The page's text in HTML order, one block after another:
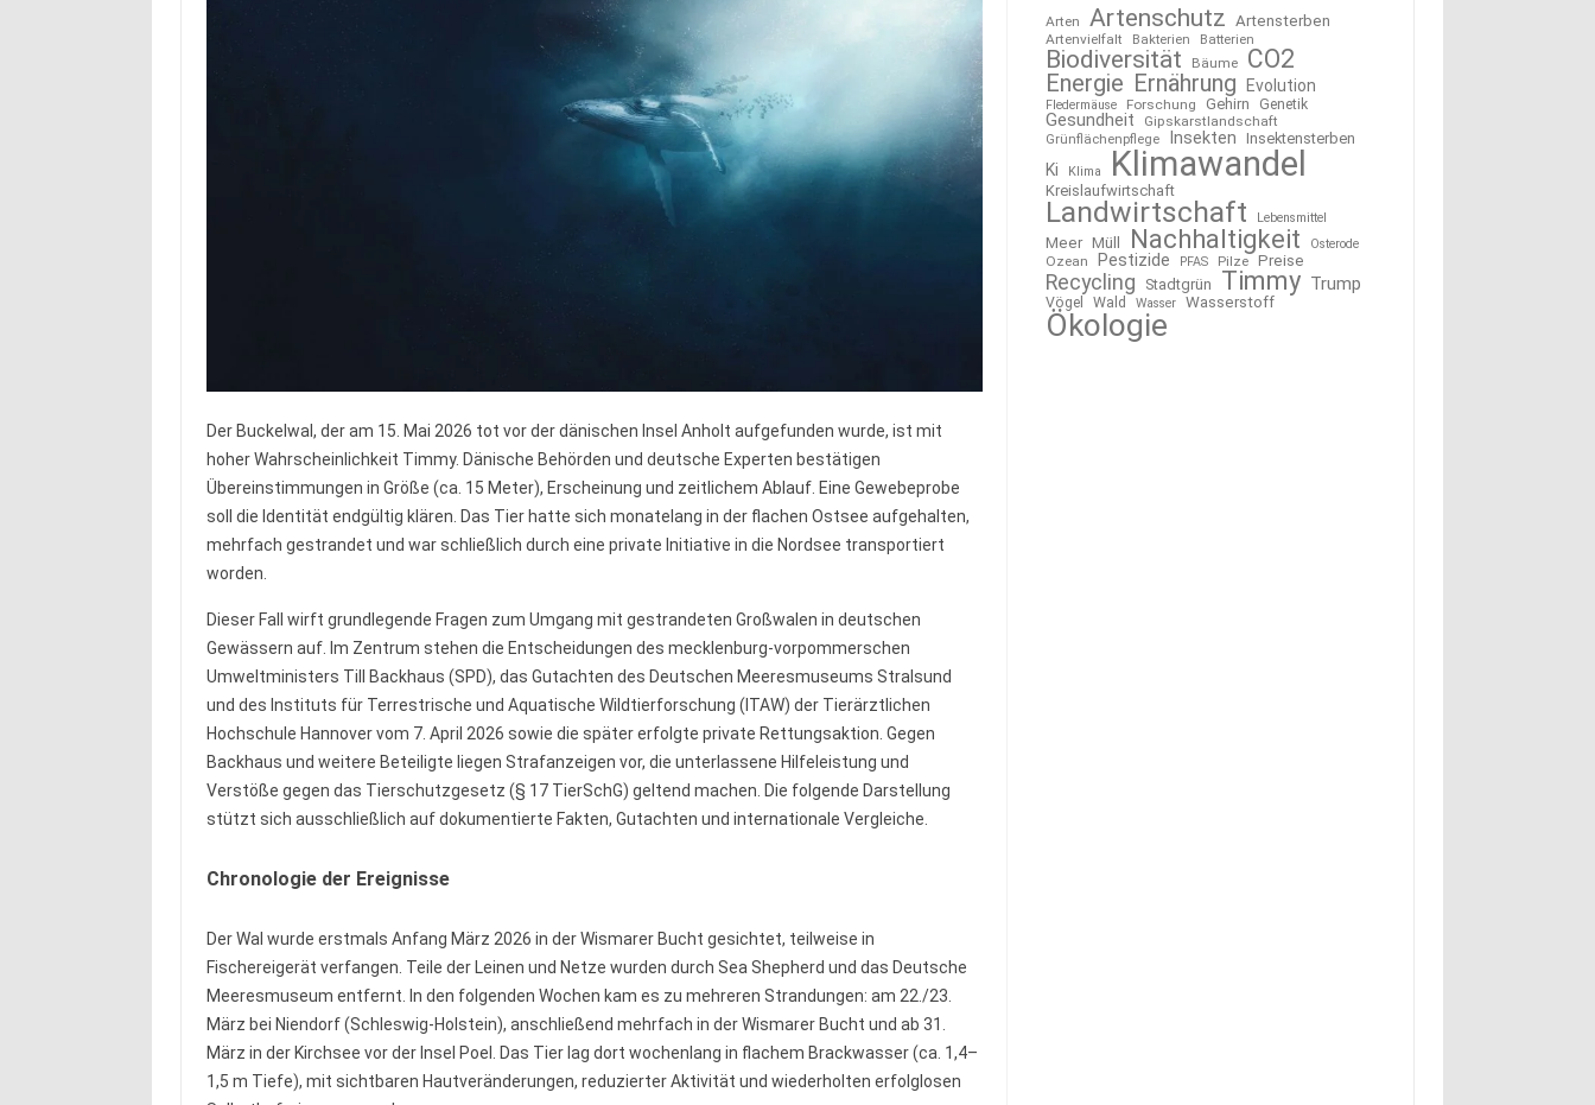
Der Buckelwal, der am 15. Mai 2026 tot vor der dänischen Insel Anholt aufgefunden wurde, ist mit
hoher Wahrscheinlichkeit Timmy. Dänische Behörden und deutsche Experten bestätigen
Übereinstimmungen in Größe (ca. 15 Meter), Erscheinung und zeitlichem Ablauf. Eine Gewebeprobe
soll die Identität endgültig klären. Das Tier hatte sich monatelang in der flachen Ostsee aufgehalten,
mehrfach gestrandet und war schließlich durch eine private Initiative in die Nordsee transportiert
worden.
Dieser Fall wirft grundlegende Fragen zum Umgang mit gestrandeten Großwalen in deutschen
Gewässern auf. Im Zentrum stehen die Entscheidungen des mecklenburg-vorpommerschen
Umweltministers Till Backhaus (SPD), das Gutachten des Deutschen Meeresmuseums Stralsund
und des Instituts für Terrestrische und Aquatische Wildtierforschung (ITAW) der Tierärztlichen
Hochschule Hannover vom 7. April 2026 sowie die später erfolgte private Rettungsaktion. Gegen
Backhaus und weitere Beteiligte liegen Strafanzeigen vor, die unterlassene Hilfeleistung und
Verstöße gegen das Tierschutzgesetz (§ 17 TierSchG) geltend machen. Die folgende Darstellung
stützt sich ausschließlich auf dokumentierte Fakten, Gutachten und internationale Vergleiche.
Chronologie der Ereignisse
Der Wal wurde erstmals Anfang März 2026 in der Wismarer Bucht gesichtet, teilweise in
Fischereigerät verfangen. Teile der Leinen und Netze wurden durch Sea Shepherd und das Deutsche
Meeresmuseum entfernt. In den folgenden Wochen kam es zu mehreren Strandungen: am 22./23.
März bei Niendorf (Schleswig-Holstein), anschließend mehrfach in der Wismarer Bucht und ab 31.
März in der Kirchsee vor der Insel Poel. Das Tier lag dort wochenlang in flachem Brackwasser (ca. 1,4–
1,5 m Tiefe), mit sichtbaren Hautveränderungen, reduzierter Aktivität und wiederholten erfolglosen
Arten Artenschutz Artensterben
Artenvielfalt Bakterien Batterien
Biodiversität Bäume CO2
Energie Ernährung Evolution
Fledermäuse Forschung Gehirn Genetik
Gesundheit Gipskarstlandschaft
Grünflächenpflege Insekten Insektensterben
Ki Klima Klimawandel
Kreislaufwirtschaft
Landwirtschaft Lebensmittel
Meer Müll Nachhaltigkeit Osterode
Ozean Pestizide PFAS Pilze Preise
Recycling Stadtgrün Timmy Trump
Vögel Wald Wasser Wasserstoff
Ökologie